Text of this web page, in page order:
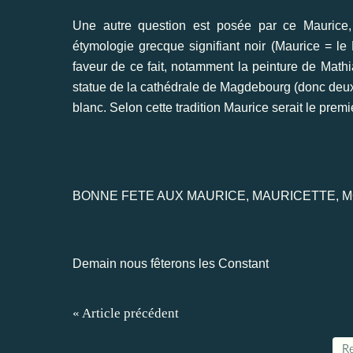
Une autre question est posée par ce
étymologie grecque signifiant noir (Maurice =
faveur de ce fait, notamment la peinture de
statue de la cathédrale de Magdebourg (donc
blanc. Selon cette tradition Maurice serait le
BONNE FETE AUX MAURICE, MAURICETTE,
Demain nous fêterons les Constant
« Article précédent